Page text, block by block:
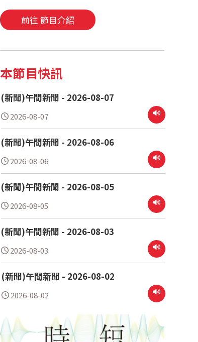
前往 節目介紹
本節目快訊
(新聞)午間新聞 - 2026-08-07
2026-08-07
(新聞)午間新聞 - 2026-08-06
2026-08-06
(新聞)午間新聞 - 2026-08-05
2026-08-05
(新聞)午間新聞 - 2026-08-03
2026-08-03
(新聞)午間新聞 - 2026-08-02
2026-08-02